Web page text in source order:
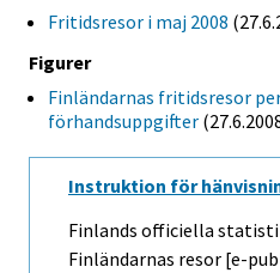
Fritidsresor i maj 2008
Figurer
Finländarnas fritidsresor
förhandsuppgifter
Instruktion för
Finlands officiella
Finländarnas resor [e-